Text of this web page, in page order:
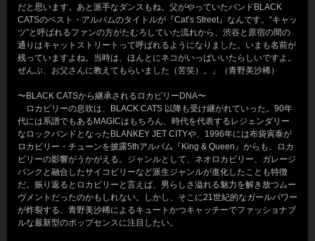
だと思います。あと派手なダンスもね。父がやっていたバンドBLACK
CATSのベスト・アルバムのタイトルが『Cat’s Street』なんです。“キャッ
ツ”と呼ばれるファンの方がたむろしていた流れから、渋谷と原宿の間の
通りはキャットストリートって呼ばれるようになりました。いまも名前が
残っていますよね。当時は、ほんとにネコがいっぱいいたらしいですよ。
ぜんぶ、お父さんに教えてもらいました（苦笑）。」（青野美沙稀）
〜BLACK CATSから継承されるロカビリーDNA〜
ロカビリーの息吹は、BLACK CATS 以降も受け継がれていった。90年
代には系譜でもあるMAGICはもちろん、時代を代表するレジェンダリー
なロックバンドとなったBLANKEY JET CITYや、1996年には布袋寅泰が
ロカビリー・チューンを披露5thアルバム『King & Queen』からも、ロカ
ビリーの影響がうかがえる。ジャンルとして、ネオロカビリー、ガレージ
パンクと融合したサイコビリーなど派生ジャンルが進化したことも特徴
だ。振り返るとロカビリーと言えば、男らしさ溢れる魅力を解き放つムー
ヴメントだったのかもしれない。しかし、そこに21世紀的なガールパワー
が炸裂する、青野美沙稀によるキュートかつキャッチーでファッショナブ
ルな最新型のポップセンスに注目したい。